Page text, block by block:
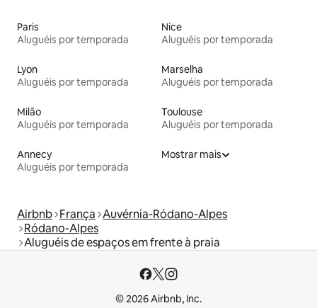
Paris
Aluguéis por temporada
Nice
Aluguéis por temporada
Lyon
Aluguéis por temporada
Marselha
Aluguéis por temporada
Milão
Aluguéis por temporada
Toulouse
Aluguéis por temporada
Annecy
Aluguéis por temporada
Mostrar mais
Airbnb França Auvérnia-Ródano-Alpes
Ródano-Alpes
Aluguéis de espaços em frente à praia
© 2026 Airbnb, Inc.